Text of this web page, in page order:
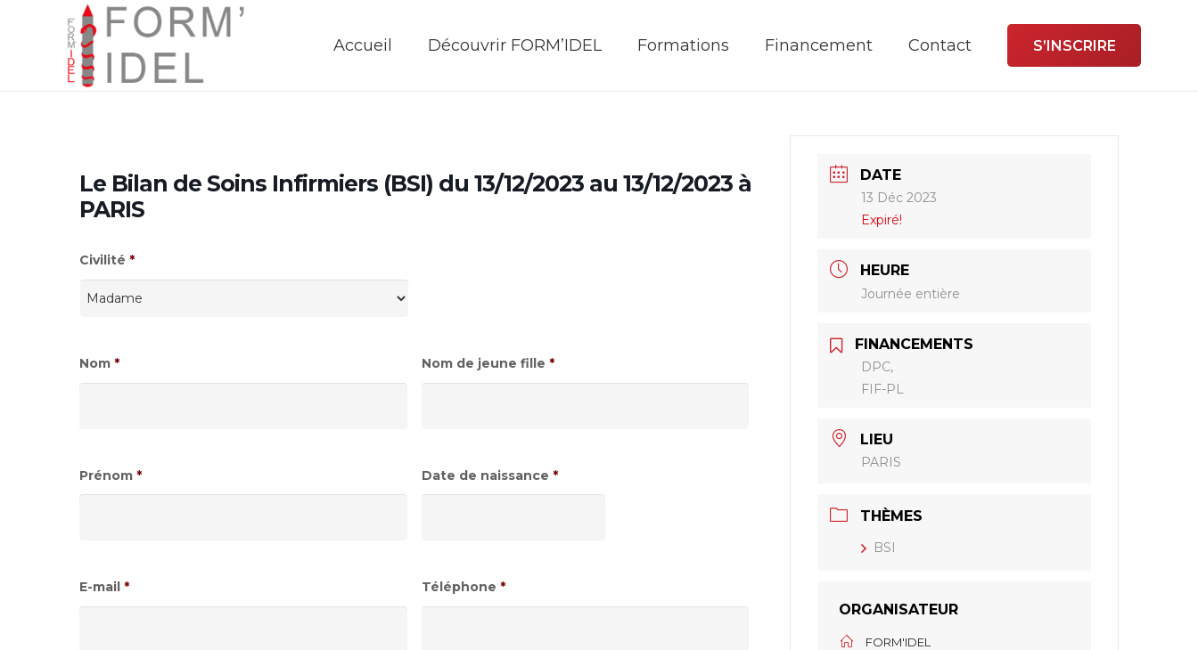
Accueil Découvrir FORM’IDEL Formations Financement Contact S’INSCRIRE
Le Bilan de Soins Infirmiers (BSI) du 13/12/2023 au 13/12/2023 à
PARIS
Civilité *
Nom * Nom de jeune fille *
Prénom * Date de naissance *
E-mail * Téléphone *
DATE
13 Déc 2023
Expiré!
HEURE
Journée entière
FINANCEMENTS
DPC,
FIF-PL
LIEU
PARIS
THÈMES
BSI
ORGANISATEUR
FORM'IDEL